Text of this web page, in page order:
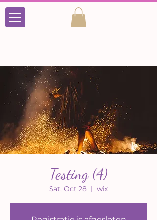
Testing (4)
Sat, Oct 28
  |
wix